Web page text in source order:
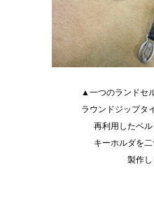
▲一つのランドセ
ラウンドジップタ
再利用したベ
キーホルダを
製作し